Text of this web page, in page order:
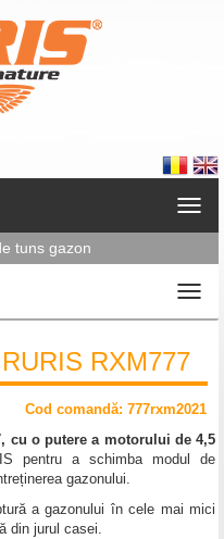
tuns gazon
RURIS RXM777
Cod comandă: 777rxm2021
cu o putere a motorului de 4,5
pentru a schimba modul de
gazonului.
a gazonului în cele mai mici
din jurul casei.